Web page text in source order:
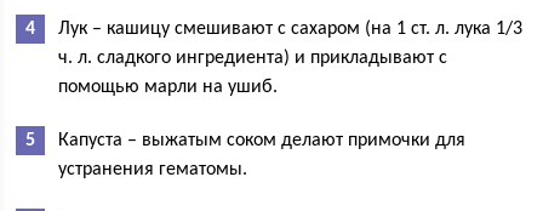
Лук – кашицу смешивают с сахаром (на 1 ст. л. лука 1/3
ч. л. сладкого ингредиента) и прикладывают с
помощью марли на ушиб.
Капуста – выжатым соком делают примочки для
устранения гематомы.